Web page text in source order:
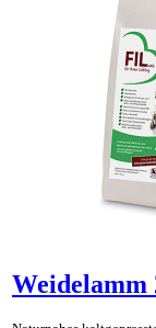
Weidelamm